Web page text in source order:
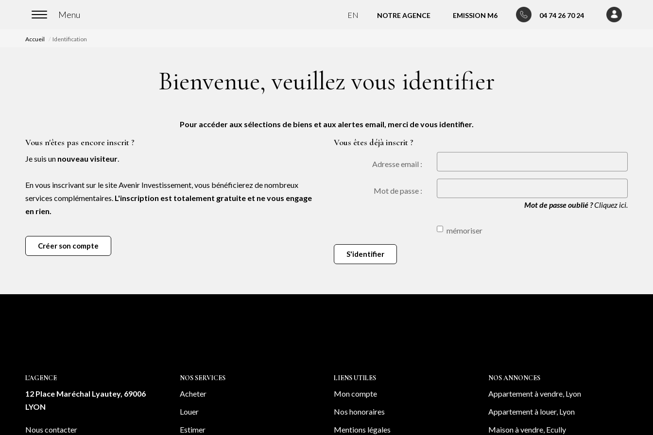
04 74 26 70 24
NOTRE AGENCE EMISSION M6
EN
Accueil Identification
Bienvenue, veuillez vous identifier
Pour accéder aux sélections de biens et aux alertes email, merci de vous identifier.
Vous n'êtes pas encore inscrit ?
Je suis un nouveau visiteur.
En vous inscrivant sur le site Avenir Investissement, vous bénéficierez de nombreux
services complémentaires. L'inscription est totalement gratuite et ne vous engage
en rien.
Créer son compte
Vous êtes déjà inscrit ?
Adresse email :
Mot de passe :
Mot de passe oublié ?Cliquez ici.
mémoriser
S'identifier
L'AGENCE
12 Place Maréchal Lyautey, 69006
LYON
Nous contacter
NOS SERVICES
Acheter
Louer
Estimer
LIENS UTILES
Mon compte
Nos honoraires
Mentions légales
NOS ANNONCES
Appartement à vendre, Lyon
Appartement à louer, Lyon
Maison à vendre, Ecully